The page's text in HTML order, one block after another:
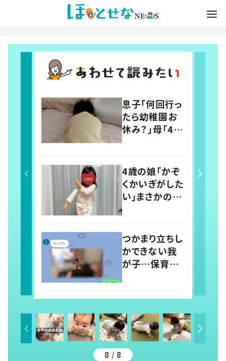
息子「何回行っ
たら幼稚園お
休み？」母「4回
だよ」と伝える
の息子の行動
に「わかるよそ
の気持ち」「う
ちの子も！」の
声
4歳の娘「かぞ
くかいぎがした
い」まさかの議
題に父親「最検
稿すると…多く
の意見が寄せ
られる！
つかまり立ちし
かできない我
が子…保育園
前では頑なに
立たない1歳児
が可愛すぎ
る…！
8 / 8